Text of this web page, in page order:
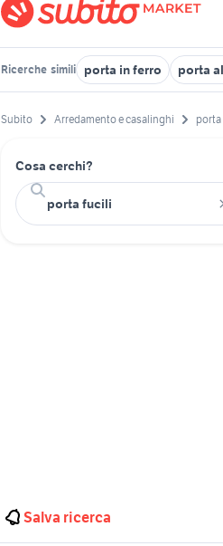
Ricerche simili porta in ferro porta
Subito Arredamento e casalinghi
Cosa cerchi?
Salva ricerca